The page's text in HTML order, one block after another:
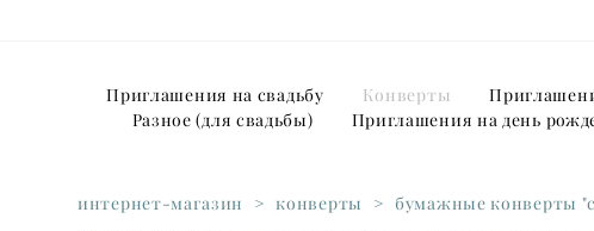
Приглашения на свадьбу Конверты
Разное (для свадьбы)
Приглашения на день
интернет-магазин > конверты > бумажные конверты